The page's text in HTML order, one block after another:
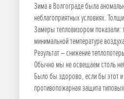
Зима в Волгограде была
неблагоприятных условиях.
Замеры тепловизором показали:
минимальной температуре
Результат – снижение
Обычно мы не освещаем столь
Было бы здорово, если бы этот
противопожарная защита